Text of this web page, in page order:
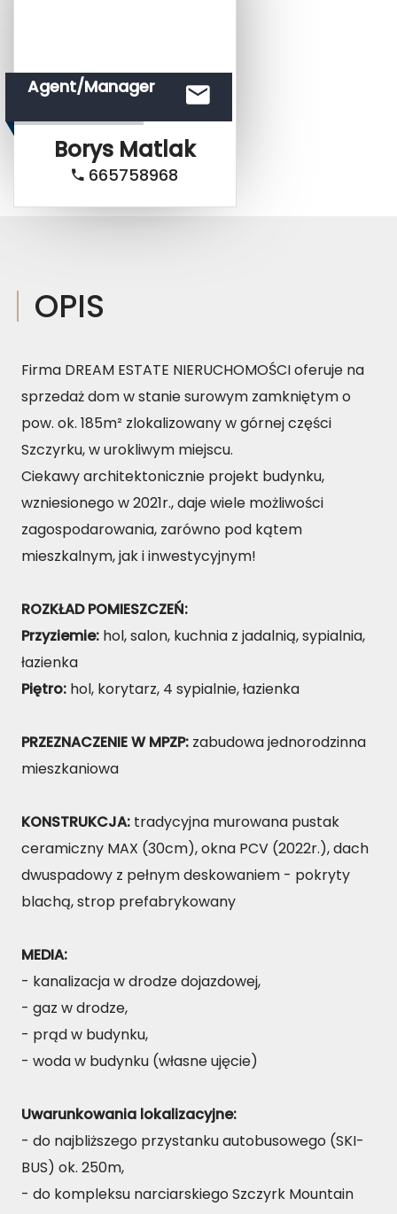
Agent/Manager
Borys Matlak
665758968
OPIS
Firma DREAM ESTATE NIERUCHOMOŚCI oferuje na
sprzedaż dom w stanie surowym zamkniętym o
pow. ok. 185m² zlokalizowany w górnej części
Szczyrku, w urokliwym miejscu.
Ciekawy architektonicznie projekt budynku,
wzniesionego w 2021r., daje wiele możliwości
zagospodarowania, zarówno pod kątem
mieszkalnym, jak i inwestycyjnym!
ROZKŁAD POMIESZCZEŃ:
Przyziemie: hol, salon, kuchnia z jadalnią, sypialnia,
łazienka
Piętro: hol, korytarz, 4 sypialnie, łazienka
PRZEZNACZENIE W MPZP: zabudowa jednorodzinna
mieszkaniowa
KONSTRUKCJA: tradycyjna murowana pustak
ceramiczny MAX (30cm), okna PCV (2022r.), dach
dwuspadowy z pełnym deskowaniem - pokryty
blachą, strop prefabrykowany
MEDIA:
- kanalizacja w drodze dojazdowej,
- gaz w drodze,
- prąd w budynku,
- woda w budynku (własne ujęcie)
Uwarunkowania lokalizacyjne:
- do najbliższego przystanku autobusowego (SKI-
BUS) ok. 250m,
- do kompleksu narciarskiego Szczyrk Mountain